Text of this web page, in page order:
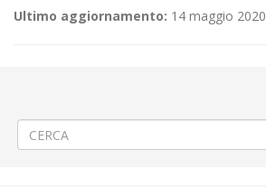
Ultimo aggiornamento: 14 maggio 2020